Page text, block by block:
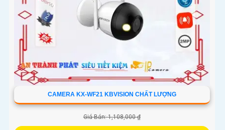
CAMERA KX-WF21 KBVISION CHẤT LƯỢNG
Giá Bán: 1,108,000 ₫